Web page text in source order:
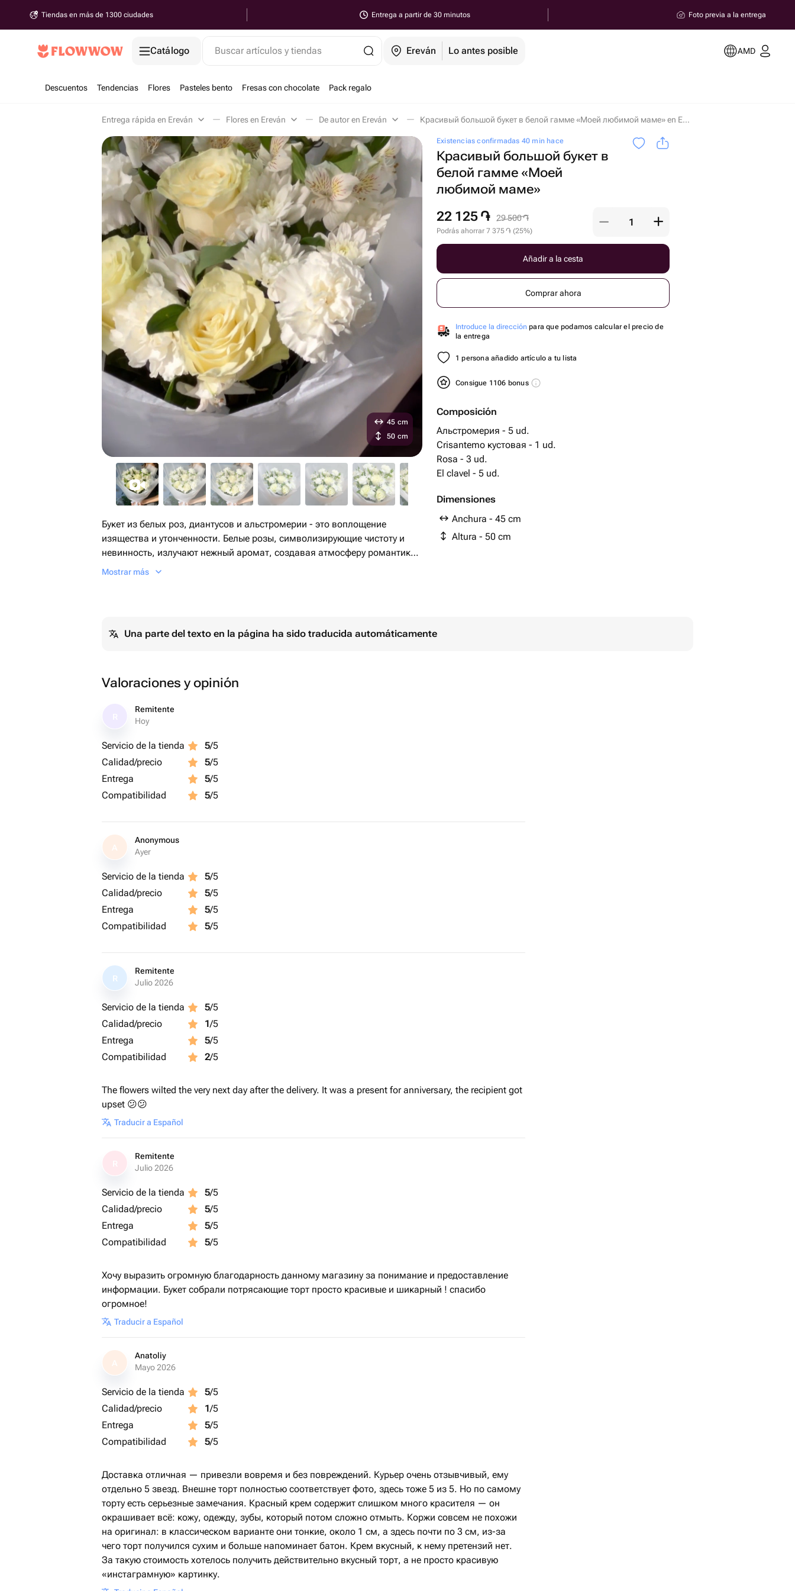
Tiendas en más de 1300 ciudades Entrega a partir de 30 minutos Foto previa a la entrega
Catálogo Buscar artículos y tiendas Ereván Lo antes posible AMD
Descuentos Tendencias Flores Pasteles bento Fresas con chocolate Pack regalo
Entrega rápida en Ereván Flores en Ereván De autor en Ereván Красивый большой букет в белой гамме «Моей любимой маме» en Ereván
Existencias confirmadas 40 min hace
Красивый большой букет в
белой гамме «Моей
любимой маме»
22 125 ֏ 29 500֏
Podrás ahorrar 7 375֏ (25%)
Añadir a la cesta
Comprar ahora
Introduce la dirección para que podamos calcular el precio de
la entrega
1 persona añadido artículo a tu lista
Consigue 1106 bonus
Composición
Альстромерия - 5 ud.
Crisantemo кустовая - 1 ud.
Rosa - 3 ud.
El clavel - 5 ud.
Dimensiones
Anchura - 45 cm
Altura - 50 cm
45 cm
50 cm
Букет из белых роз, диантусов и альстромерии - это воплощение
изящества и утонченности. Белые розы, символизирующие чистоту и
невинность, излучают нежный аромат, создавая атмосферу романтики
и спокойствия. В сочетании с диантусами, которые добавляют яркость и
букета особый шарм, ведь она символизирует дружбу и привязанность.
Mostrar más
Una parte del texto en la página ha sido traducida automáticamente
Valoraciones y opinión
Remitente
Hoy
Servicio de la tienda 5/5
Calidad/precio
5/5
Entrega
5/5
Compatibilidad
5/5
A
Anonymous
Ayer
Servicio de la tienda 5/5
Calidad/precio
5/5
Entrega
5/5
Compatibilidad
5/5
R
Remitente
Julio 2026
Servicio de la tienda 5/5
Calidad/precio
1/5
Entrega
5/5
Compatibilidad
2/5
The flowers wilted the very next day after the delivery. It was a present for anniversary, the recipient got
upset 😕😕
Traducir a Español
Remitente
Julio 2026
Servicio de la tienda 5/5
Calidad/precio
5/5
Entrega
5/5
Compatibilidad
5/5
Хочу выразить огромную благодарность данному магазину за понимание и предоставление
информации. Букет собрали потрясающие торт просто красивые и шикарный ! спасибо
огромное!
Traducir a Español
A
Anatoliy
Mayo 2026
Servicio de la tienda 5/5
Calidad/precio
1/5
Entrega
5/5
Compatibilidad
5/5
Доставка отличная — привезли вовремя и без повреждений. Курьер очень отзывчивый, ему
отдельно 5 звезд. Внешне торт полностью соответствует фото, здесь тоже 5 из 5. Но по самому
торту есть серьезные замечания. Красный крем содержит слишком много красителя — он
окрашивает всё: кожу, одежду, зубы, который потом сложно отмыть. Коржи совсем не похожи
на оригинал: в классическом варианте они тонкие, около 1 см, а здесь почти по 3 см, из-за
чего торт получился сухим и больше напоминает батон. Крем вкусный, к нему претензий нет.
За такую стоимость хотелось получить действительно вкусный торт, а не просто красивую
«инстаграмную» картинку.